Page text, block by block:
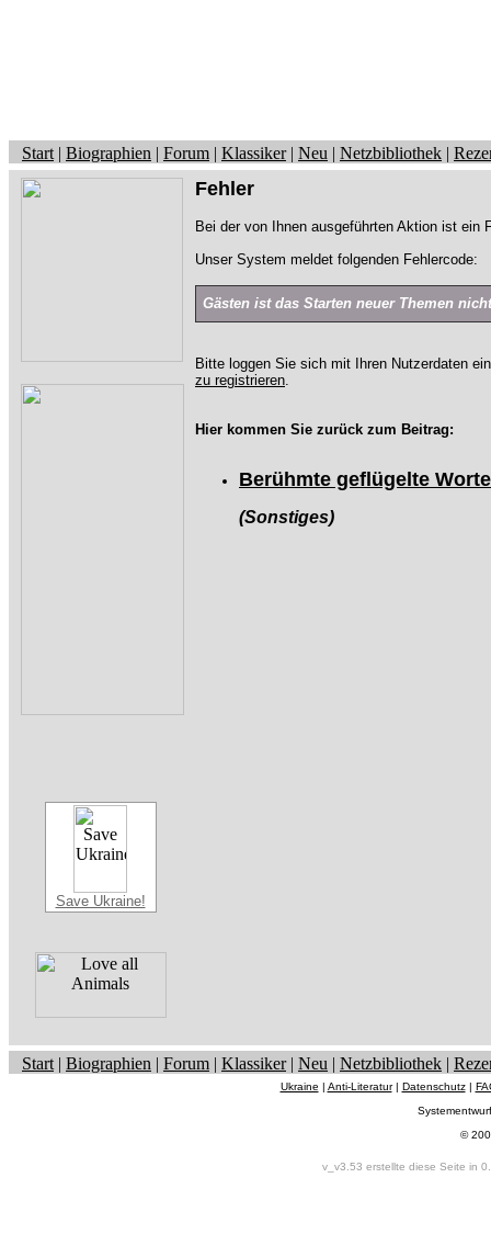
Start | Biographien | Forum | Klassiker| Neu | Netzbibliothek |
Save Ukraine!
Fehler
Bei der von Ihnen ausgeführten Aktion ist ein
Unser System meldet folgenden Fehlercode:
Gästen ist das Starten neuer Themen
Bitte loggen Sie sich mit Ihren Nutzerdaten
zu registrieren.
Hier kommen Sie zurück zum Beitrag:
Berühmte geflügelte Worte
(Sonstiges)
Start | Biographien | Forum | Klassiker| Neu | Netzbibliothek |
Ukraine | Anti-Literatur| Datenschutz|
©
v_v3.53 erstellte diese Seite in